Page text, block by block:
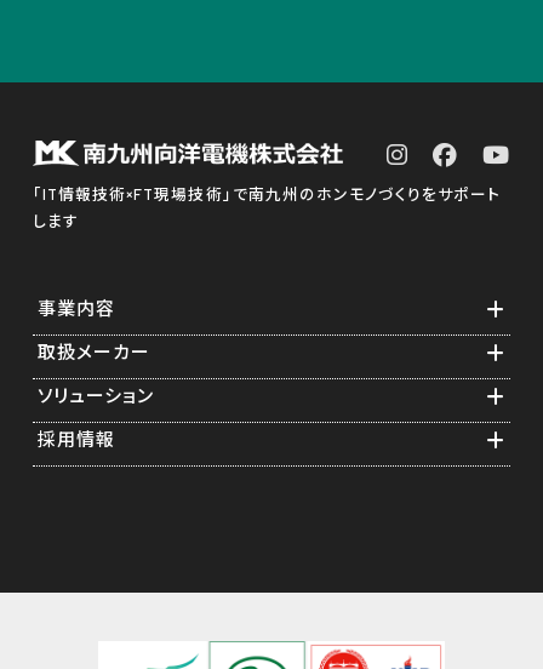
「IT情報技術×FT現場技術」で南九州のホンモノづくりをサポート
します
事業内容
ソフトウェア構築
スタートアップエンジニアリング
取扱メーカー
計測・制御機器関連
ソリューション
採用情報